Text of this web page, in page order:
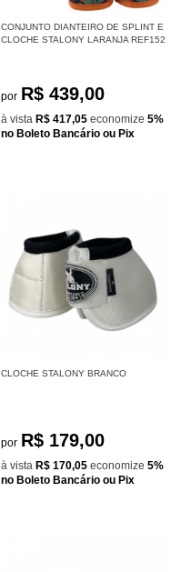
CONJUNTO DIANTEIRO DE SPLINT E
CLOCHE STALONY LARANJA REF152
por R$ 439,00
à vista R$ 417,05 economize 5%
no Boleto Bancário ou Pix
CLOCHE STALONY BRANCO
por R$ 179,00
à vista R$ 170,05 economize 5%
no Boleto Bancário ou Pix